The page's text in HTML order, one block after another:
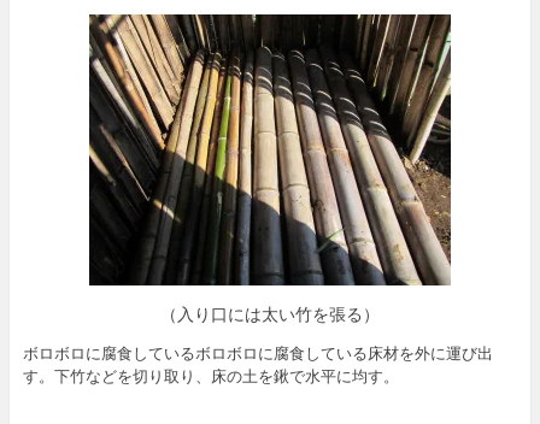
（入り口には太い竹を張る）
ボロボロに腐食しているボロボロに腐食している床材を外に運び出
す。下竹などを切り取り、床の土を鍬で水平に均す。